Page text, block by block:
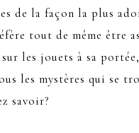
de la façon la plus
tout de même être
les jouets à sa
les mystères qui se
savoir?